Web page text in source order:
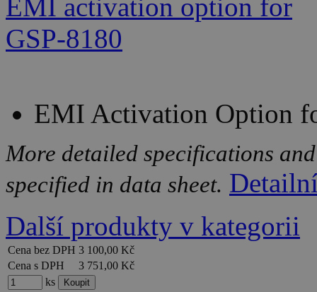
EMI Activation Option
More detailed specifications
specified in data sheet.
Další produkty v kategorii
Cena bez DPH 3 100,00 Kč
Cena s DPH
3 751,00 Kč
ks